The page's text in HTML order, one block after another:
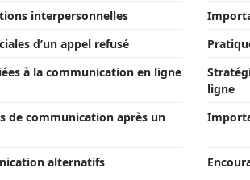
interpersonnelles
d’un appel refusé
à la communication en ligne
ligne
de communication après un
alternatifs